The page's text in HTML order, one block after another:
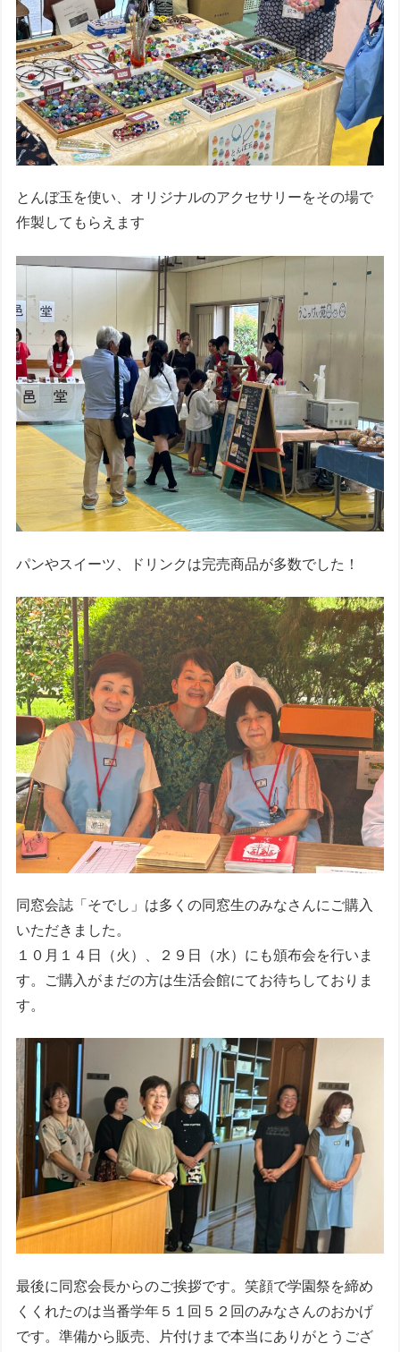
とんぼ玉を使い、オリジナルのアクセサリーをその場で
作製してもらえます
パンやスイーツ、ドリンクは完売商品が多数でした！
同窓会誌「そでし」は多くの同窓生のみなさんにご購入
いただきました。
１０月１４日（火）、２９日（水）にも頒布会を行いま
す。ご購入がまだの方は生活会館にてお待ちしておりま
す。
最後に同窓会長からのご挨拶です。笑顔で学園祭を締め
くくれたのは当番学年５１回５２回のみなさんのおかげ
です。準備から販売、片付けまで本当にありがとうござ